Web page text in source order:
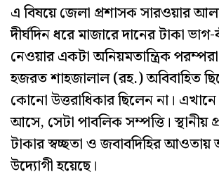
এ বিষয়ে জেলা প্রশাসক সারওয়ার
দীর্ঘদিন ধরে মাজারে দানের টাকা
নেওয়ার একটা অনিয়মতান্ত্রিক
হজরত শাহজালাল (রহ.) অবিবাহিত
কোনো উত্তরাধিকার ছিলেন না। এখানে
আসে, সেটা পাবলিক সম্পত্তি। স্থানীয়
টাকার স্বচ্ছতা ও জবাবদিহির
উদ্যোগী হয়েছে।